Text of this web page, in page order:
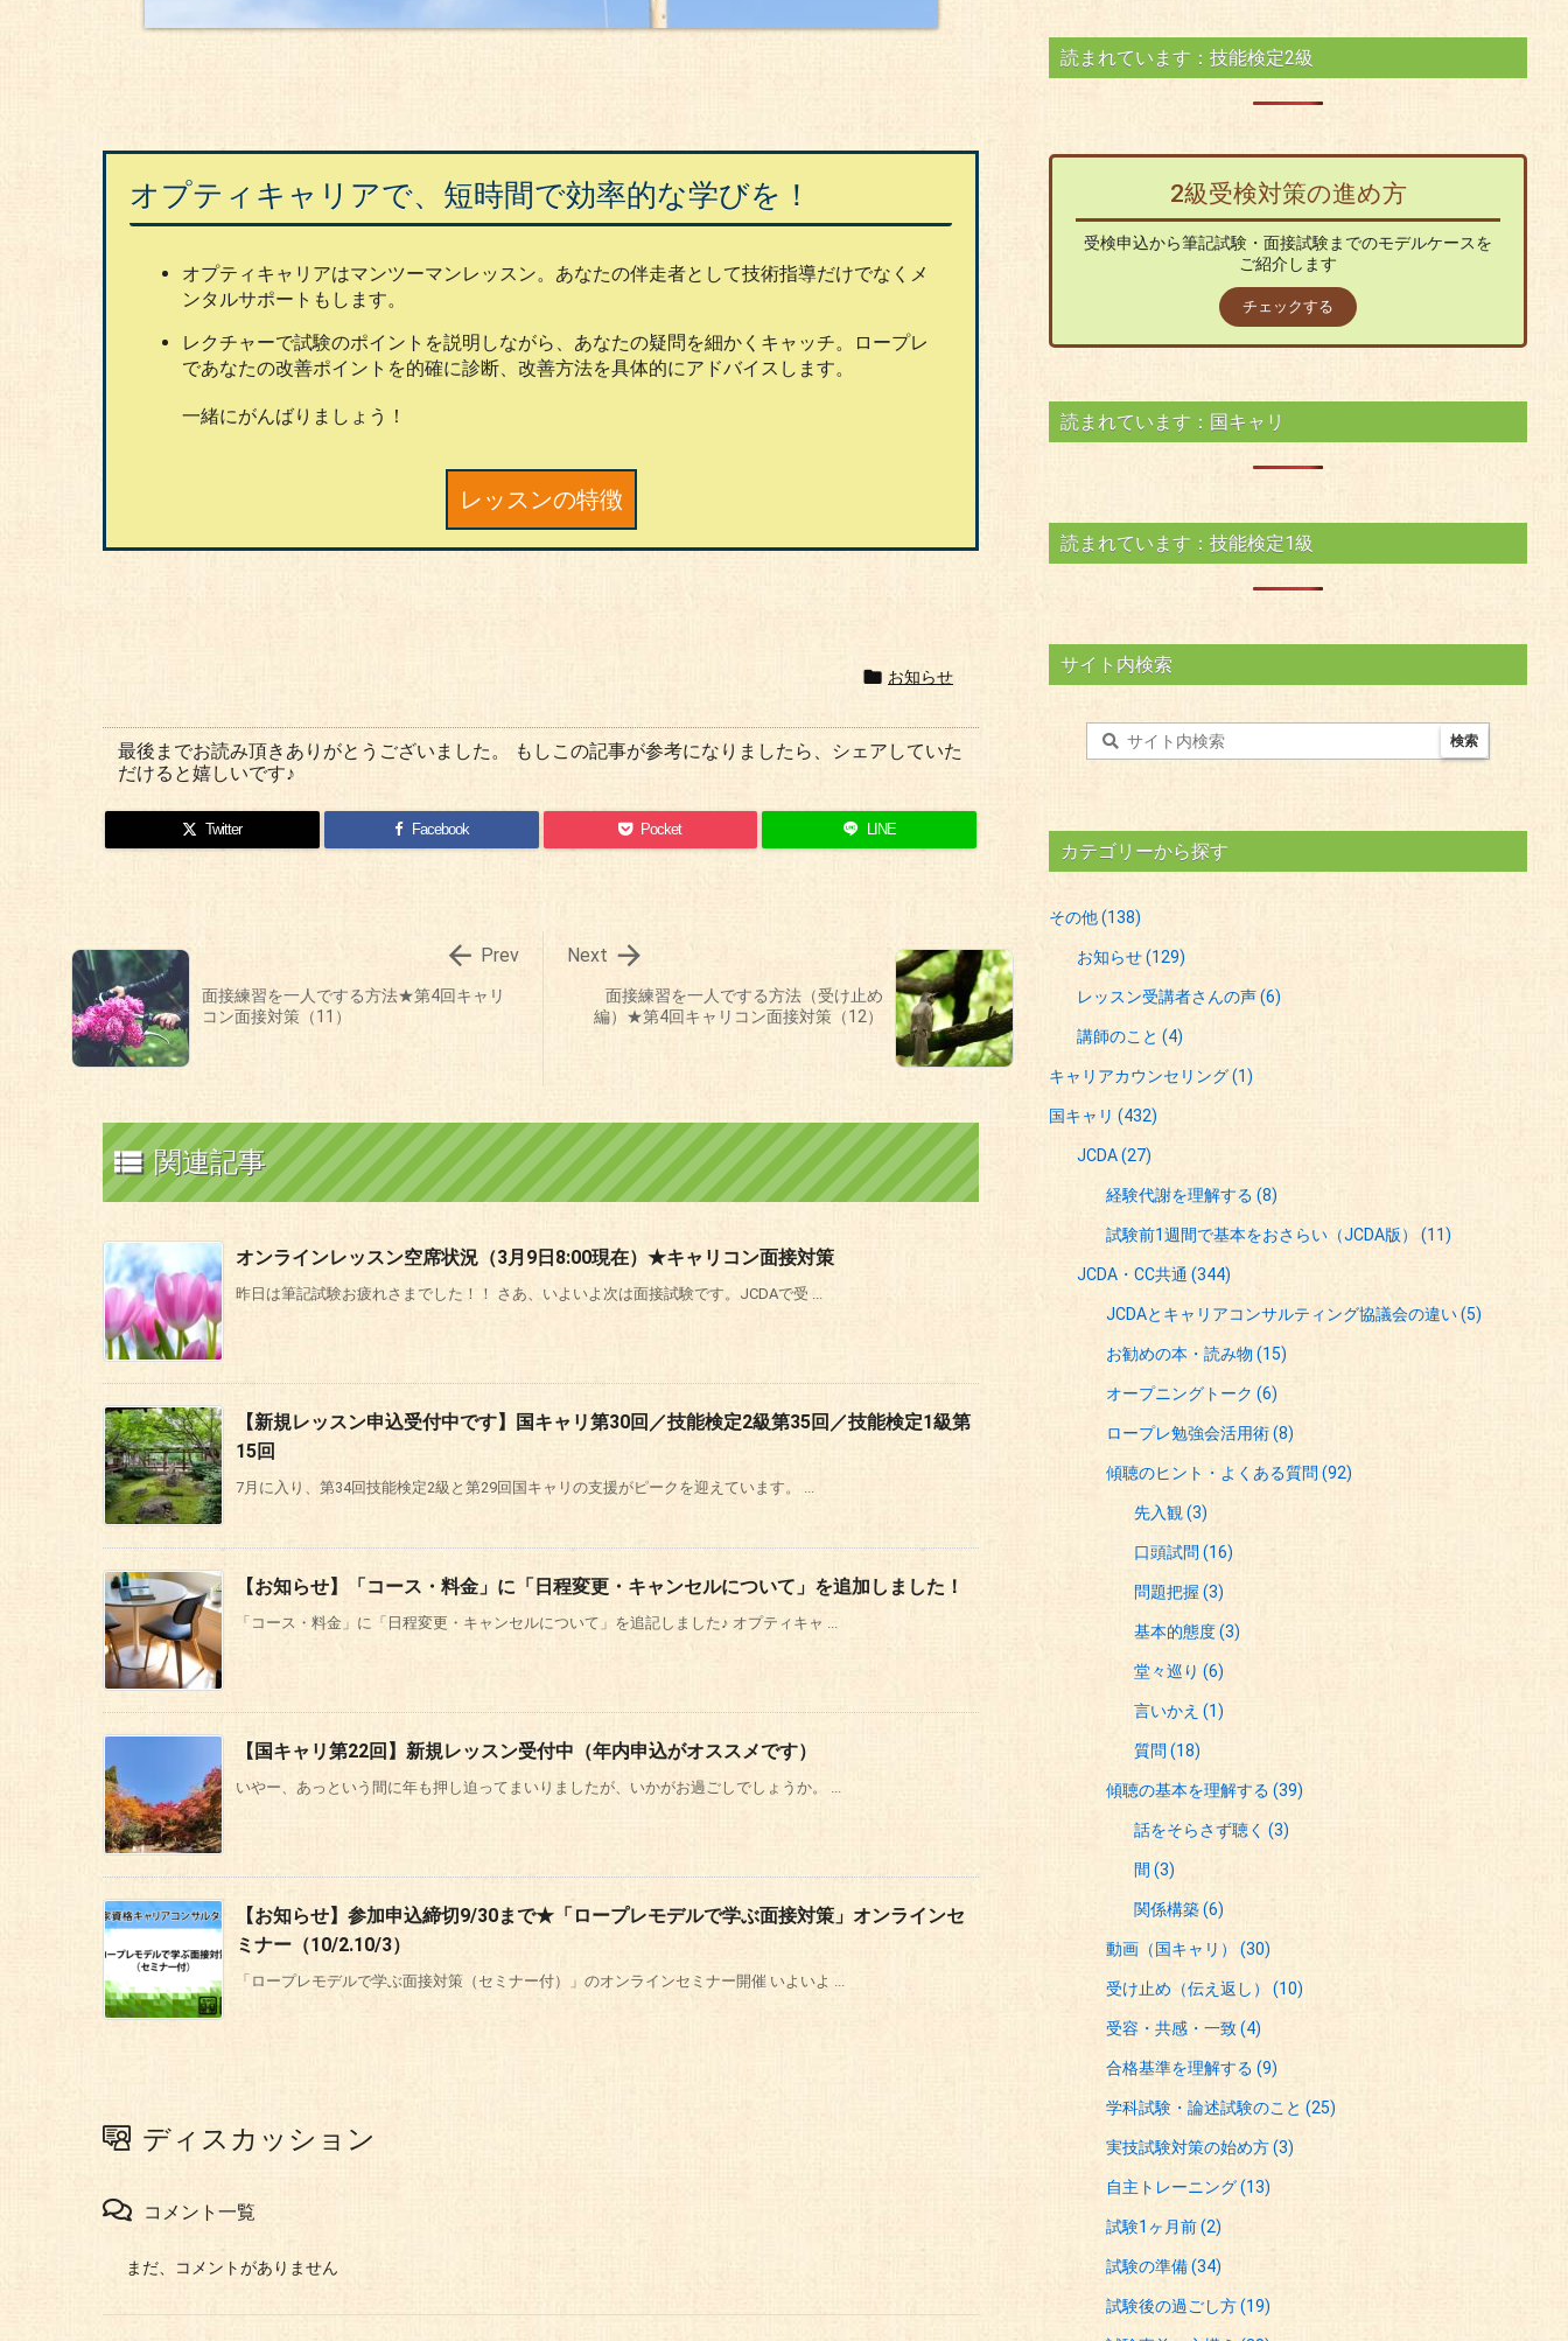
オプティキャリアで、短時間で効率的な学びを！
オプティキャリアはマンツーマンレッスン。あなたの伴走者として技術指導だけでなくメ
ンタルサポートもします。
レクチャーで試験のポイントを説明しながら、あなたの疑問を細かくキャッチ。ロープレ
であなたの改善ポイントを的確に診断、改善方法を具体的にアドバイスします。
一緒にがんばりましょう！
レッスンの特徴
 お知らせ
最後までお読み頂きありがとうございました。 もしこの記事が参考になりましたら、シェアしていた
だけると嬉しいです♪
Twitter Facebook Pocket LINE
面接練習を一人でする方法（受け止め
編）★第4回キャリコン面接対策（12）

Next
面接練習を一人でする方法★第4回キャリ
コン面接対策（11）
 Prev
 関連記事
オンラインレッスン空席状況（3月9日8:00現在）★キャリコン面接対策
昨日は筆記試験お疲れさまでした！！ さあ、いよいよ次は面接試験です。JCDAで受 ...
【新規レッスン申込受付中です】国キャリ第30回／技能検定2級第35回／技能検定1級第
15回
7月に入り、第34回技能検定2級と第29回国キャリの支援がピークを迎えています。 ...
【お知らせ】「コース・料金」に「日程変更・キャンセルについて」を追加しました！
「コース・料金」に「日程変更・キャンセルについて」を追記しました♪ オプティキャ ...
【国キャリ第22回】新規レッスン受付中（年内申込がオススメです）
いやー、あっという間に年も押し迫ってまいりましたが、いかがお過ごしでしょうか。 ...
【お知らせ】参加申込締切9/30まで★「ロープレモデルで学ぶ面接対策」オンラインセ
ミナー（10/2.10/3）
「ロープレモデルで学ぶ面接対策（セミナー付）」のオンラインセミナー開催 いよいよ ...
ディスカッション
コメント一覧
まだ、コメントがありません
読まれています：技能検定2級
2級受検対策の進め方
受検申込から筆記試験・面接試験までのモデルケースを
ご紹介します
チェックする
読まれています：国キャリ
読まれています：技能検定1級
サイト内検索
カテゴリーから探す
その他(138)
お知らせ(129)
レッスン受講者さんの声(6)
講師のこと(4)
キャリアカウンセリング(1)
国キャリ (432)
JCDA(27)
経験代謝を理解する (8)
試験前1週間で基本をおさらい（JCDA版） (11)
JCDA・CC共通(344)
JCDAとキャリアコンサルティング協議会の違い(5)
お勧めの本・読み物 (15)
オープニングトーク (6)
ロープレ勉強会活用術(8)
傾聴のヒント・よくある質問 (92)
先入観(3)
口頭試問(16)
問題把握(3)
基本的態度(3)
堂々巡り(6)
言いかえ(1)
質問(18)
傾聴の基本を理解する (39)
話をそらさず聴く(3)
間(3)
関係構築(6)
動画（国キャリ） (30)
受け止め（伝え返し） (10)
受容・共感・一致(4)
合格基準を理解する (9)
学科試験・論述試験のこと (25)
実技試験対策の始め方(3)
自主トレーニング(13)
試験1ヶ月前(2)
試験の準備(34)
試験後の過ごし方(19)